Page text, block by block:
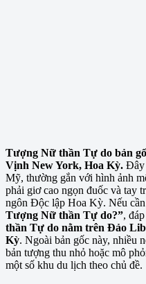
Tượng Nữ thần Tự do bản
Vịnh New York, Hoa Kỳ. Đây
Mỹ, thường gắn với hình ảnh
phải giơ cao ngọn đuốc và tay
ngôn Độc lập Hoa Kỳ. Nếu
Tượng Nữ thần Tự do?”,
thần Tự do nằm trên Đảo
Kỳ. Ngoài bản gốc này, nhiều
bản tượng thu nhỏ hoặc mô
một số khu du lịch theo chủ đề.